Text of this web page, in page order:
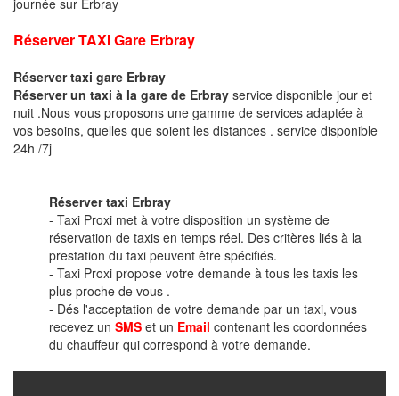
Réserver TAXI Gare Erbray
Réserver taxi gare Erbray
Réserver un taxi à la gare de Erbray service disponible jour et
nuit .Nous vous proposons une gamme de services adaptée à
vos besoins, quelles que soient les distances . service disponible
24h /7j
Réserver taxi Erbray
- Taxi Proxi met à votre disposition un système de
réservation de taxis en temps réel. Des critères liés à la
prestation du taxi peuvent être spécifiés.
- Taxi Proxi propose votre demande à tous les taxis les
plus proche de vous .
- Dés l'acceptation de votre demande par un taxi, vous
recevez un SMS et un Email contenant les coordonnées
du chauffeur qui correspond à votre demande.